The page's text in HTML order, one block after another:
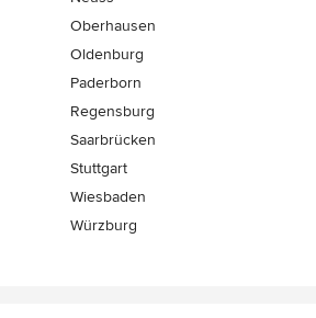
Oberhausen
Oldenburg
Paderborn
Regensburg
Saarbrücken
Stuttgart
Wiesbaden
Würzburg